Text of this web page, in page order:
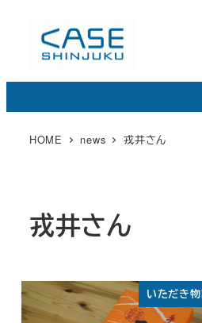
コ
HOME news 戎井さん
戎井さん
いただき